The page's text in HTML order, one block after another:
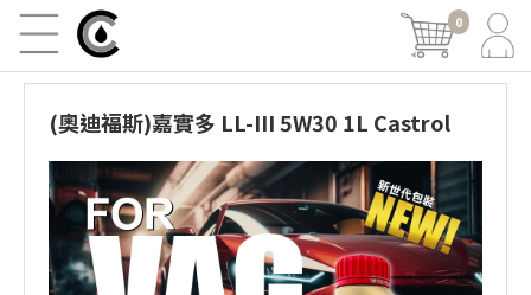
0
(奧迪福斯)嘉實多 LL-III 5W30 1L Castrol